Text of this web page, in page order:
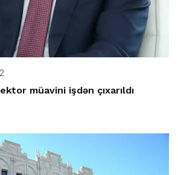
müavini işdən çıxarıldı